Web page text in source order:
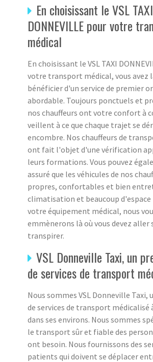
En choisissant le VSL TAXI
DONNEVILLE pour votre
médical
En choisissant le VSL TAXI
votre transport médical, vous avez
bénéficier d'un service de premier
abordable. Toujours ponctuels et
nos chauffeurs ont votre confort à
veillent à ce que chaque trajet se
encombre. Nos chauffeurs de
ont fait l'objet d'une vérification
leurs formations. Vous pouvez
assuré que les véhicules de nos
propres, confortables et bien
climatisation et beaucoup
votre équipement médical, nous
emmènerons là où vous devez aller
transpirer.
VSL Donneville Taxi, un
de services de transport
Nous sommes VSL Donneville Taxi,
de services de transport médicalisé
dans ses environs. Nous sommes
le transport sûr et fiable des
ont besoin. Nous fournissons des
patients qui doivent se déplacer